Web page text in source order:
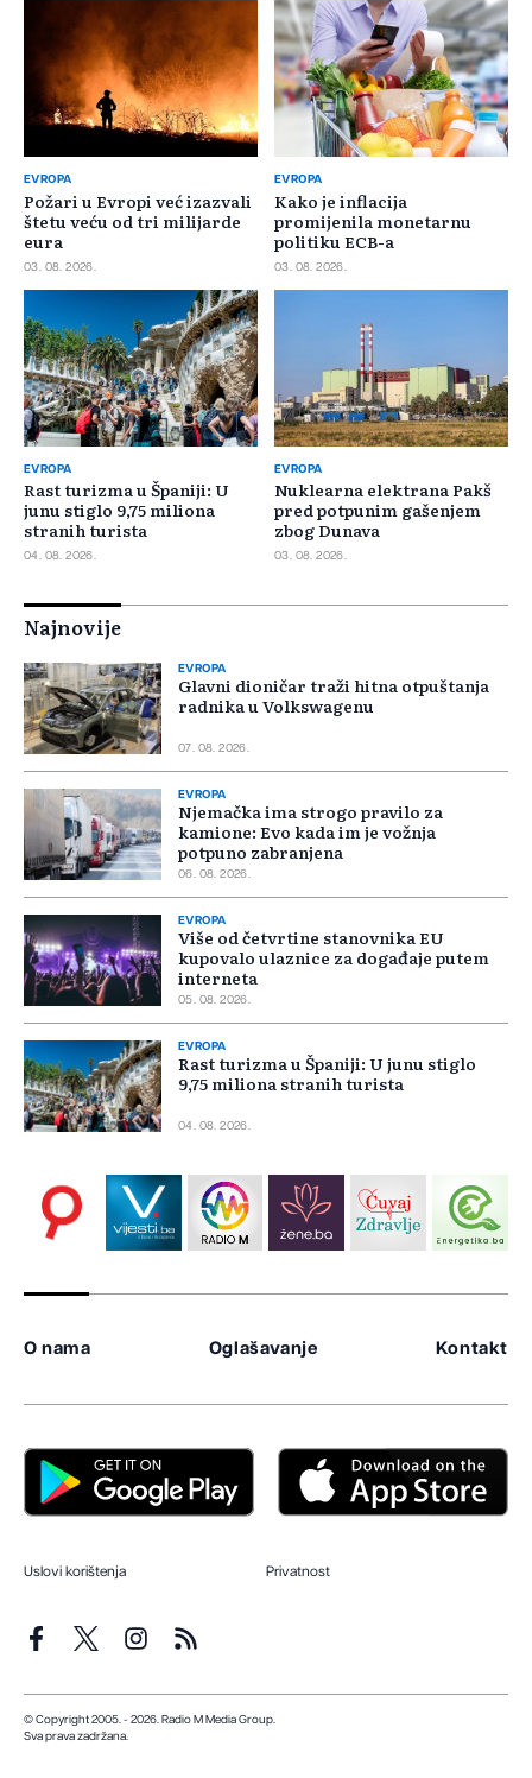
EVROPA
Požari u Evropi već izazvali
štetu veću od tri milijarde
eura
03. 08. 2026.
EVROPA
Kako je inflacija
promijenila monetarnu
politiku ECB-a
03. 08. 2026.
EVROPA
Rast turizma u Španiji: U
junu stiglo 9,75 miliona
stranih turista
04. 08. 2026.
EVROPA
Nuklearna elektrana Pakš
pred potpunim gašenjem
zbog Dunava
03. 08. 2026.
Najnovije
EVROPA
Glavni dioničar traži hitna otpuštanja
radnika u Volkswagenu
07. 08. 2026.
EVROPA
Njemačka ima strogo pravilo za
kamione: Evo kada im je vožnja
potpuno zabranjena
06. 08. 2026.
EVROPA
Više od četvrtine stanovnika EU
kupovalo ulaznice za događaje putem
interneta
05. 08. 2026.
EVROPA
Rast turizma u Španiji: U junu stiglo
9,75 miliona stranih turista
04. 08. 2026.
O nama Oglašavanje Kontakt
Uslovi korištenja Privatnost
© Copyright 2005. - 2026. Radio M Media Group.
Sva prava zadržana.